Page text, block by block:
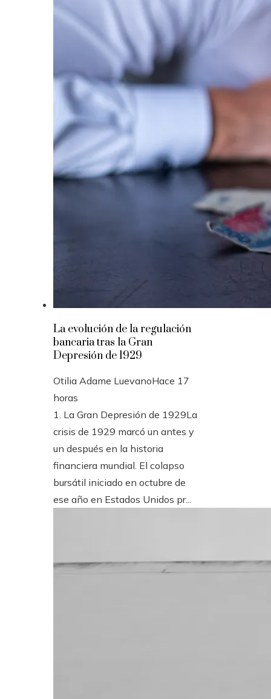
La evolución de la regulación
bancaria tras la Gran
Depresión de 1929
Otilia Adame LuevanoHace 17
horas
1. La Gran Depresión de 1929La
crisis de 1929 marcó un antes y
un después en la historia
financiera mundial. El colapso
bursátil iniciado en octubre de
ese año en Estados Unidos pr...